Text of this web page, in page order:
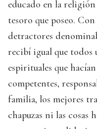
educado en la
tesoro que poseo.
detractores
recibí igual que todos
espirituales que
competentes,
familia, los mejores
chapuzas ni las cosas